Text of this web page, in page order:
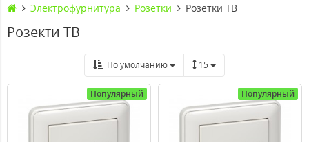
Электрофурнитура Розетки Розетки ТВ
Розекти ТВ
По умолчанию 15
Популярный Популярный